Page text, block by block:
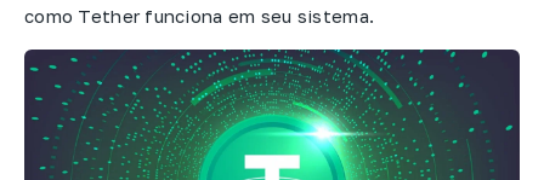
como Tether funciona em seu sistema.